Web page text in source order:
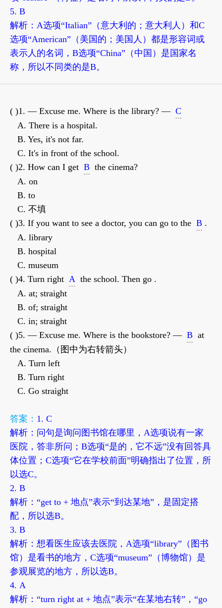
5. B
解析：A选项“Italian”（意大利的；意大利人）和C
选项“American”（美国的；美国人）都是形容词或
表示人的名词，B选项“China”（中国）是国家名
称，所以不同类的是B。
( )1. — Excuse me. Where is the library? — C
A. There is a hospital.
B. Yes, it's not far.
C. It's in front of the school.
( )2. How can I get B the cinema?
A. on
B. to
C. 不填
( )3. If you want to see a doctor, you can go to the B .
A. library
B. hospital
C. museum
( )4. Turn right A the school. Then go .
A. at; straight
B. of; straight
C. in; straight
( )5. — Excuse me. Where is the bookstore? — B at
the cinema.（图中为右转箭头）
A. Turn left
B. Turn right
C. Go straight
答案： 1. C
解析：问句是询问图书馆在哪里，A选项说有一家
医院，答非所问；B选项“是的，它不远”没有回答具
体位置；C选项“它在学校前面”明确指出了位置，所
以选C。
2. B
解析：“get to + 地点”表示“到达某地”，是固定搭
配，所以选B。
3. B
解析：想看医生应该去医院，A选项“library”（图书
馆）是看书的地方，C选项“museum”（博物馆）是
参观展览的地方，所以选B。
4. A
解析：“turn right at + 地点”表示“在某地右转”，“go